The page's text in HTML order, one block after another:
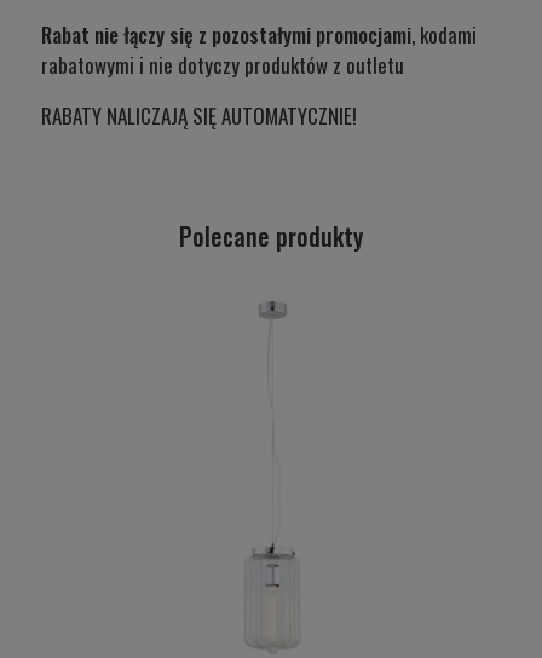
Rabat nie łączy się z pozostałymi promocjami, kodami
rabatowymi i nie dotyczy produktów z outletu
RABATY NALICZAJĄ SIĘ AUTOMATYCZNIE!
Polecane produkty